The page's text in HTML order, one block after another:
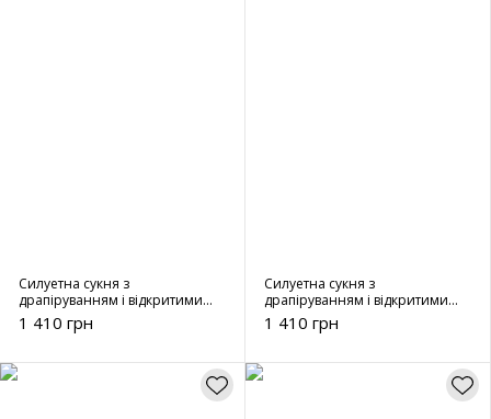
Силуетна сукня з
драпіруванням і відкритими
плечима - 00102 сірий
1 410 грн
Силуетна сукня з
драпіруванням і відкритими
плечима - 00102 чорний
1 410 грн